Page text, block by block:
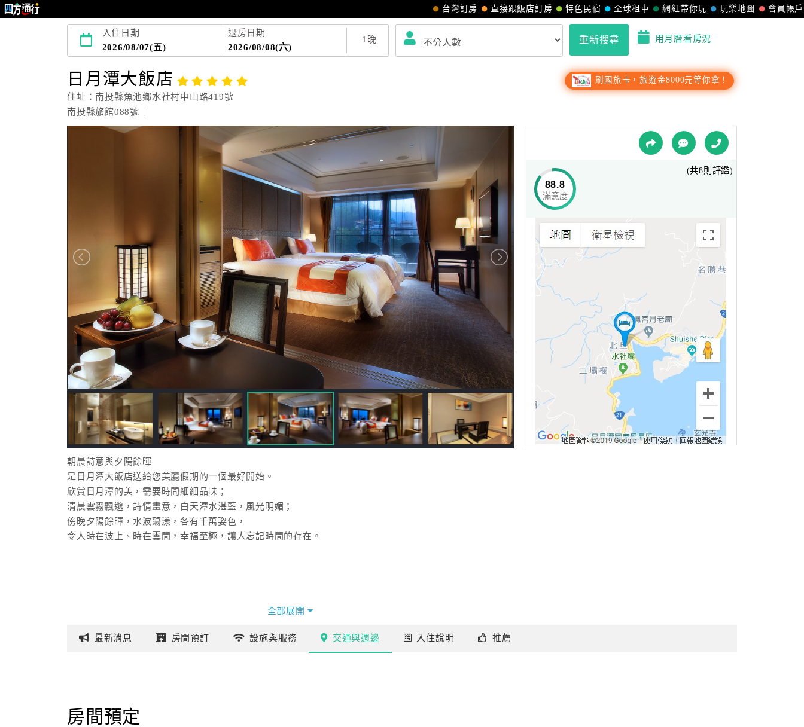
會員帳戶
玩樂地圖
網紅帶你玩
全球租車
特色民宿
直接跟飯店訂房
台灣訂房
入住日期
2026/08/07(五)
退房日期
2026/08/08(六)
1 晚 重新搜尋 用月曆看房況
日月潭大飯店
住址：南投縣魚池鄉水社村中山路419號
南投縣旅館088號｜
刷國旅卡，旅遊金8000元等你拿！
朝晨詩意與夕陽餘暉
是日月潭大飯店送給您美麗假期的一個最好開始。
欣賞日月潭的美，需要時間細細品味；
清晨雲霧飄邈，詩情畫意，白天潭水湛藍，風光明媚；
傍晚夕陽餘暉，水波蕩漾，各有千萬姿色，
令人時在波上、時在雲間，幸福至極，讓人忘記時間的存在。
全部展開
88.8
滿意度
(共8則評鑑)
最新消息 房間預訂 設施與服務 交通與週邊 入住說明 推薦
房間預定